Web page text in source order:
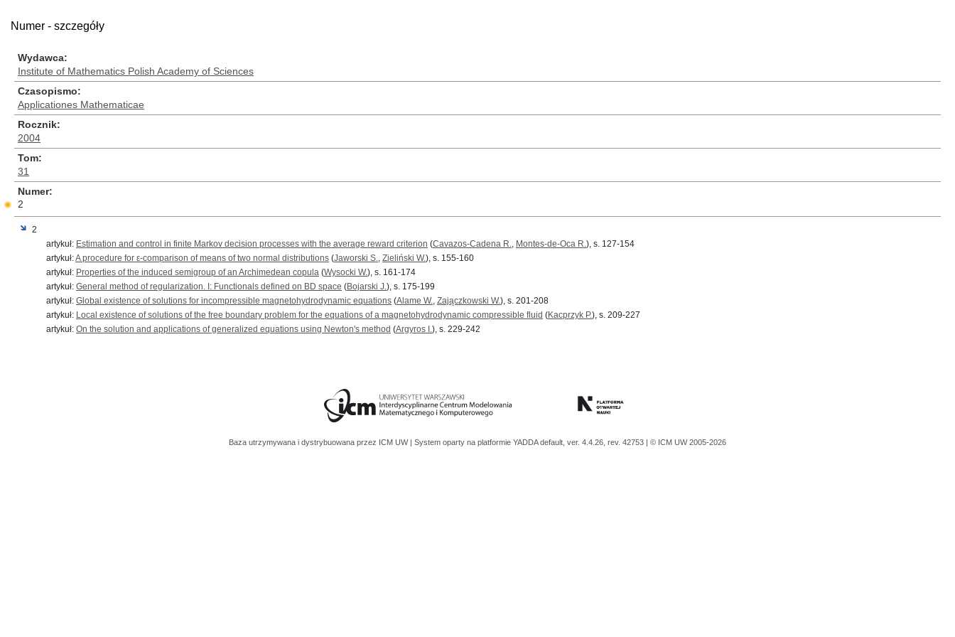
Numer - szczegóły
Wydawca
Institute of Mathematics Polish Academy of Sciences
Czasopismo
Applicationes Mathematicae
Rocznik
2004
Tom
31
Numer
2
2
artykuł: Estimation and control in finite Markov decision processes with the average reward criterion (Cavazos-Cadena R., Montes-de-Oca R.), s. 127-154
artykuł:A procedure for ε-comparison of means of two normal distributions (Jaworski S., Zieliński W.), s. 155-160
artykuł: Properties of the induced semigroup of an Archimedean copula (Wysocki W.), s. 161-174
artykuł: General method of regularization. I: Functionals defined on BD space (Bojarski J.), s. 175-199
artykuł: Global existence of solutions for incompressible magnetohydrodynamic equations (Alame W., Zajączkowski W.), s. 201-208
artykuł: Local existence of solutions of the free boundary problem for the equations of a magnetohydrodynamic compressible fluid (Kacprzyk P.), s. 209-227
artykuł: On the solution and applications of generalized equations using Newton's method (Argyros I.), s. 229-242
Baza utrzymywana i dystrybuowana przez ICM UW | System oparty na platformie YADDAdefault, ver. 4.4.26, rev. 42753 | © ICM UW 2005-2026